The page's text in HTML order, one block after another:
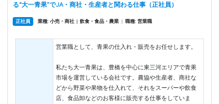
る“大一青果”でJA・商社・生産者と関わる仕事（正社員）
正社員 業種: 小売・商社 | 飲食・食品・農業 | 職種: 営業職
営業職として、青果の仕入れ・販売をお任せします。
私たち大一青果は、豊橋を中心に東三河エリアで青果
市場を運営している会社です。農協や生産者、商社な
どから野菜や果物を仕入れて、それをスーパーや飲食
店、食品卸などのお客様に販売する仕事をしていま